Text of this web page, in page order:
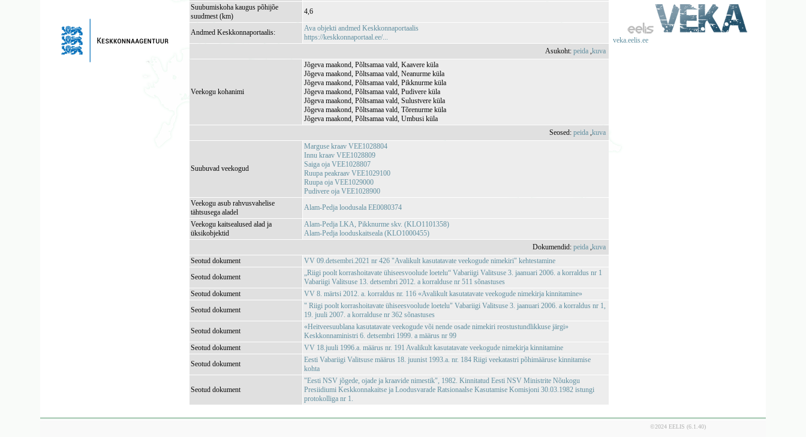
veka.eelis.ee
Suubumiskoha kaugus põhijõe
suudmest (km)
4,6
Andmed Keskkonnaportaalis:
Ava objekti andmed Keskkonnaportaalis
https://keskkonnaportaal.ee/...
Asukoht:peida ,kuva
Veekogu kohanimi
Jõgeva maakond, Põltsamaa vald, Kaavere küla
Jõgeva maakond, Põltsamaa vald, Neanurme küla
Jõgeva maakond, Põltsamaa vald, Pikknurme küla
Jõgeva maakond, Põltsamaa vald, Pudivere küla
Jõgeva maakond, Põltsamaa vald, Sulustvere küla
Jõgeva maakond, Põltsamaa vald, Tõrenurme küla
Jõgeva maakond, Põltsamaa vald, Umbusi küla
Seosed:peida ,kuva
Suubuvad veekogud
Marguse kraav VEE1028804
Innu kraav VEE1028809
Saiga oja VEE1028807
Ruupa peakraav VEE1029100
Ruupa oja VEE1029000
Pudivere oja VEE1028900
Veekogu asub rahvusvahelise
tähtsusega aladel
Alam-Pedja loodusala EE0080374
Veekogu kaitsealused alad ja
üksikobjektid
Alam-Pedja LKA, Pikknurme skv. (KLO1101358)
Alam-Pedja looduskaitseala (KLO1000455)
Dokumendid:peida ,kuva
Seotud dokument
VV 09.detsembri.2021 nr 426 "Avalikult kasutatavate veekogude nimekiri" kehtestamine
Seotud dokument
„Riigi poolt korrashoitavate ühiseesvoolude loetelu“ Vabariigi Valitsuse 3. jaanuari 2006. a korraldus nr 1
Vabariigi Valitsuse 13. detsembri 2012. a korralduse nr 511 sõnastuses
Seotud dokument
VV 8. märtsi 2012. a. korraldus nr. 116 «Avalikult kasutatavate veekogude nimekirja kinnitamine»
Seotud dokument
" Riigi poolt korrashoitavate ühiseesvoolude loetelu" Vabariigi Valitsuse 3. jaanuari 2006. a korraldus nr 1,
19. juuli 2007. a korralduse nr 362 sõnastuses
Seotud dokument
«Heitveesuublana kasutatavate veekogude või nende osade nimekiri reostustundlikkuse järgi»
Keskkonnaministri 6. detsembri 1999. a määrus nr 99
Seotud dokument
VV 18.juuli 1996.a. määrus nr. 191 Avalikult kasutatavate veekogude nimekirja kinnitamine
Seotud dokument
Eesti Vabariigi Valitsuse määrus 18. juunist 1993.a. nr. 184 Riigi veekatastri põhimääruse kinnitamise
kohta
Seotud dokument
"Eesti NSV jõgede, ojade ja kraavide nimestik", 1982. Kinnitatud Eesti NSV Ministrite Nõukogu
Presiidiumi Keskkonnakaitse ja Loodusvarade Ratsionaalse Kasutamise Komisjoni 30.03.1982 istungi
protokolliga nr 1.
©2024 EELIS (6.1.40)